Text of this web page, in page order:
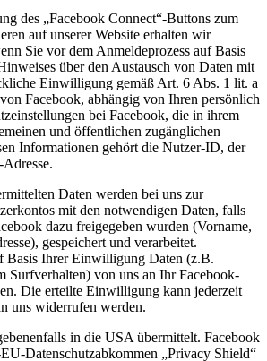
des „Facebook Connect“-Buttons zum
auf unserer Website erhalten wir
Sie vor dem Anmeldeprozess auf Basis
über den Austausch von Daten mit
Einwilligung gemäß Art. 6 Abs. 1 lit. a
Facebook, abhängig von Ihren persönlich
bei Facebook, die in ihrem
und öffentlichen zugänglichen
Informationen gehört die Nutzer-ID, der
Daten werden bei uns zur
mit den notwendigen Daten, falls
dazu freigegeben wurden (Vorname,
gespeichert und verarbeitet.
Basis Ihrer Einwilligung Daten (z.B.
Surfverhalten) von uns an Ihr Facebook-
Die erteilte Einwilligung kann jederzeit
uns widerrufen werden.
in die USA übermittelt. Facebook
Datenschutzabkommen „Privacy Shield“